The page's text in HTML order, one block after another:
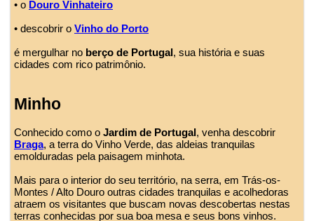
• o Douro Vinhateiro
• descobrir o Vinho do Porto
é mergulhar no berço de Portugal, sua história e suas
cidades com rico patrimônio.
Minho
Conhecido como o Jardim de Portugal, venha descobrir
Braga, a terra do Vinho Verde, das aldeias tranquilas
emolduradas pela paisagem minhota.
Mais para o interior do seu território, na serra, em Trás-os-
Montes / Alto Douro outras cidades tranquilas e acolhedoras
atraem os visitantes que buscam novas descobertas nestas
terras conhecidas por sua boa mesa e seus bons vinhos.